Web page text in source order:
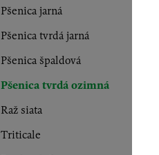
Pšenica jarná
Pšenica tvrdá jarná
Pšenica špaldová
Pšenica tvrdá ozimná
Raž siata
Triticale